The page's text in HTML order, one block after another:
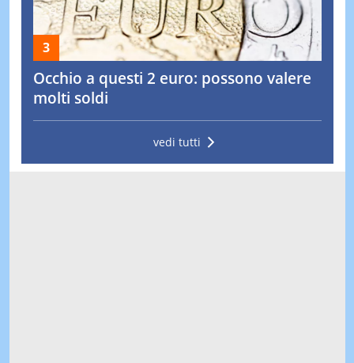
Occhio a questi 2 euro: possono valere
molti soldi
vedi tutti